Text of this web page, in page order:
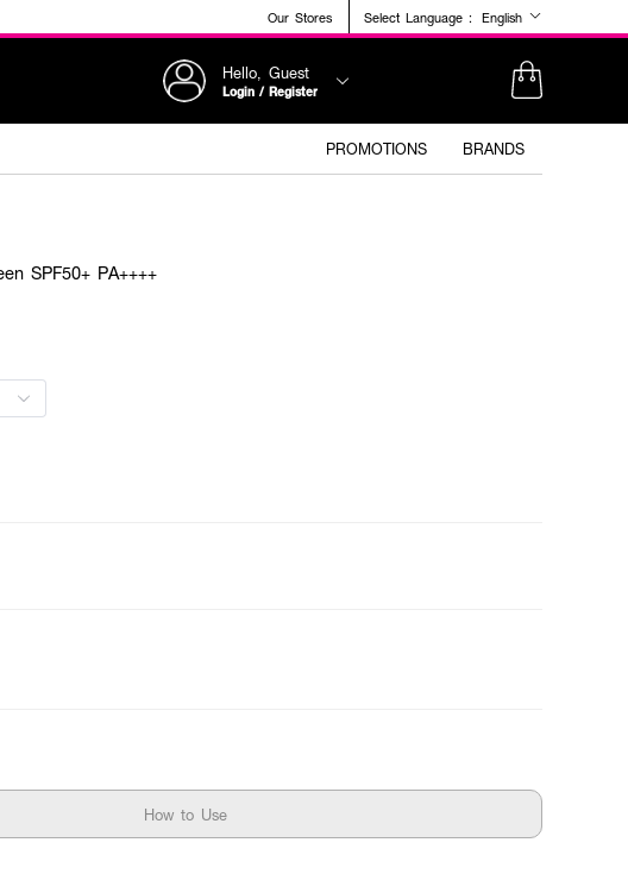
Our Stores Select Language : English
Hello, Guest
Login / Register
PROMOTIONS BRANDS
SPF50+ PA++++
How to Use